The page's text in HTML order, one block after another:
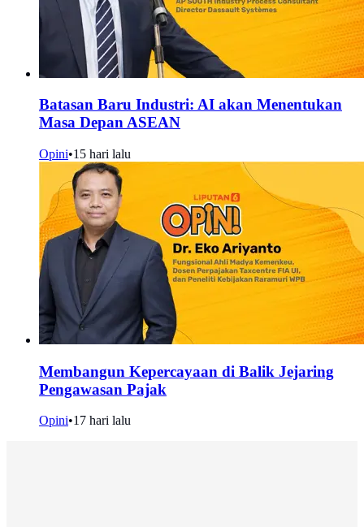
Batasan Baru Industri: AI akan Menentukan
Masa Depan ASEAN
Opini•15 hari lalu
Membangun Kepercayaan di Balik Jejaring
Pengawasan Pajak
Opini•17 hari lalu